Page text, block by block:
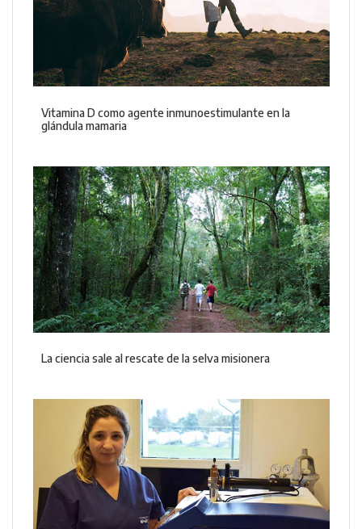
Vitamina D como agente inmunoestimulante en la
glándula mamaria
La ciencia sale al rescate de la selva misionera